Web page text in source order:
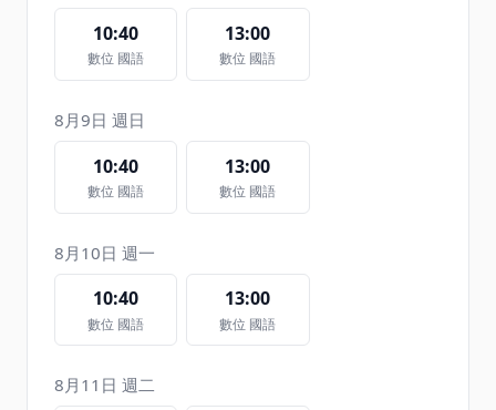
10:40
數位 國語
13:00
數位 國語
8月9日 週日
10:40
數位 國語
13:00
數位 國語
8月10日 週一
10:40
數位 國語
13:00
數位 國語
8月11日 週二